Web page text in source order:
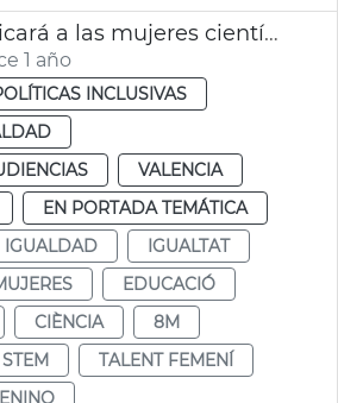
València dedicará a las mujeres científicas el 8M de 2025
1 año
INCLUSIVAS
VALENCIA
EN PORTADA TEMÁTICA
IGUALDAD
IGUALTAT
EDUCACIÓ
CIÈNCIA
8M
STEM
TALENT FEMENÍ